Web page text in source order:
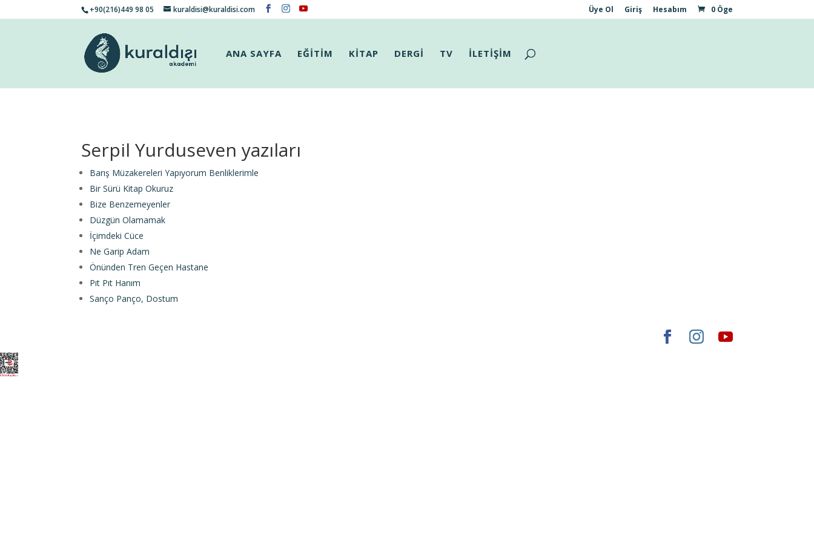
+90(216)449 98 05 kuraldisi@kuraldisi.com Üye Ol Giriş Hesabım 0 Öge
ANA SAYFA EĞİTİM KİTAP DERGİ TV İLETİŞİM
Serpil Yurduseven yazıları
Barış Müzakereleri Yapıyorum Benliklerimle
Bir Sürü Kitap Okuruz
Bize Benzemeyenler
Düzgün Olamamak
İçimdeki Cüce
Ne Garip Adam
Önünden Tren Geçen Hastane
Pıt Pıt Hanım
Sanço Panço, Dostum